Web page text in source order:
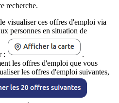
recherche.
visualiser ces offres d'emploi via
personnes en situation de
:
.
les offres d'emploi que vous
les offres d'emploi suivantes,